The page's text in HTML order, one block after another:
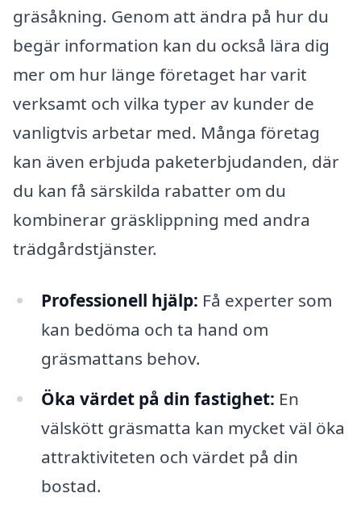
gräsåkning. Genom att ändra på hur du
begär information kan du också lära dig
mer om hur länge företaget har varit
verksamt och vilka typer av kunder de
vanligtvis arbetar med. Många företag
kan även erbjuda paketerbjudanden, där
du kan få särskilda rabatter om du
kombinerar gräsklippning med andra
trädgårdstjänster.
Professionell hjälp: Få experter som
kan bedöma och ta hand om
gräsmattans behov.
Öka värdet på din fastighet: En
välskött gräsmatta kan mycket väl öka
attraktiviteten och värdet på din
bostad.